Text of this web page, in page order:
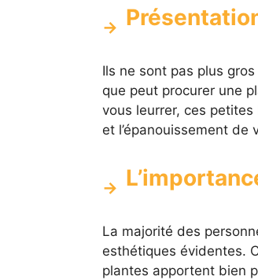
Ils ne sont pas plus
que peut procurer une
vous leurrer, ces
et l’épanouissement de
La majorité des
esthétiques évidentes.
plantes apportent bien